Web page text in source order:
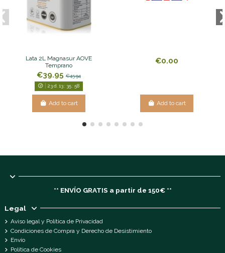
Lata 2L Magnasur AOVE
Temprano
€39.95€45.94
23d. 13: 35:57
Add to cart
€0.00
Add to cart
** ENVÍO GRATIS a partir de 150€ **
Legal
Aviso legal y Política de Privacidad
Condiciones de Compra y Derecho de Desistimiento
Envío
Política de Cookies